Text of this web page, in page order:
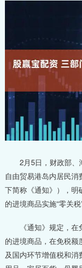
2月5日，财政部、
自由贸易港岛内居民消
下简称《通知》），明
的进境商品实施“零关
《通知》规定，在
的进境商品，在免税
及国内环节增值税和